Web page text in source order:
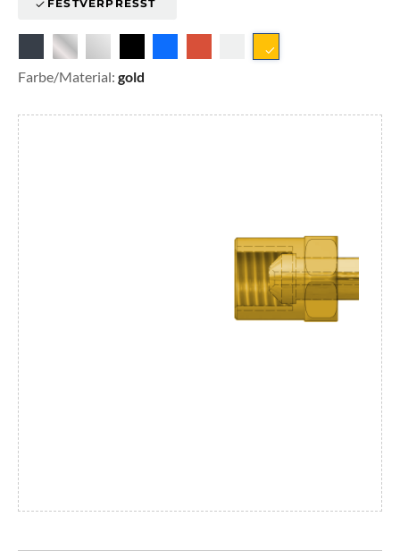
FESTVERPRESST
Farbe/Material: gold